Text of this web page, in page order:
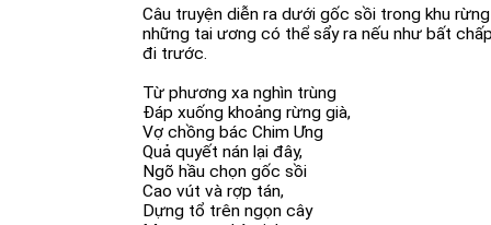
Câu truyện diễn ra dưới gốc sồi trong khu
những tai ương có thể sẩy ra nếu như bất
đi trước.
Từ phương xa nghìn trùng
Đáp xuống khoảng rừng già,
Vợ chồng bác Chim Ưng
Quả quyết nán lại đây,
Ngõ hầu chọn gốc sồi
Cao vút và rợp tán,
Dựng tổ trên ngọn cây